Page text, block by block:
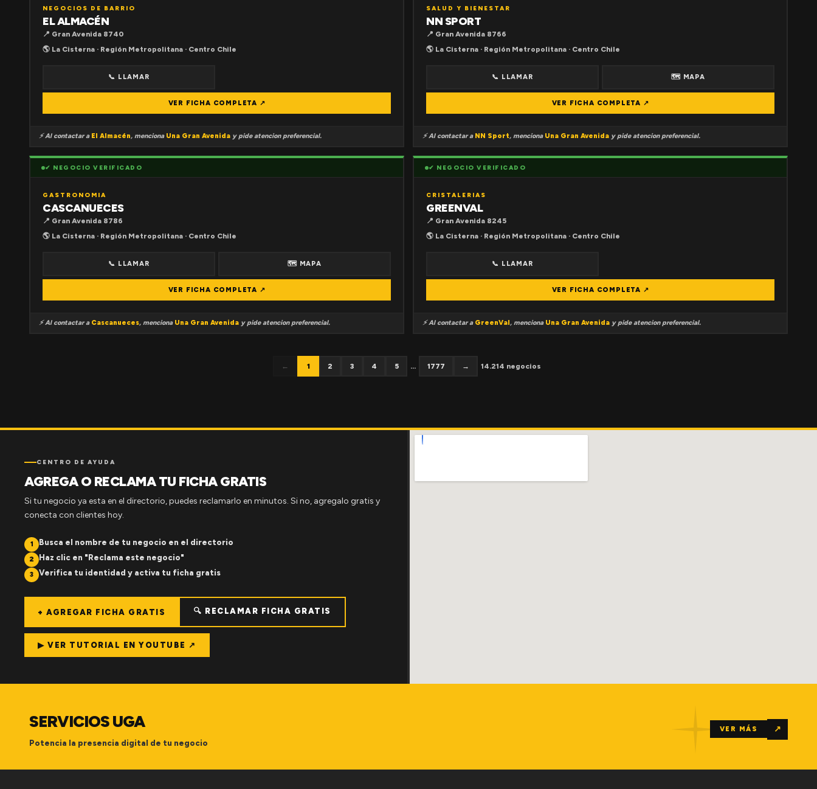
NEGOCIOS DE BARRIO
EL ALMACÉN
📍 Gran Avenida 8740
🌎 La Cisterna · Región Metropolitana · Centro Chile
📞 LLAMAR
VER FICHA COMPLETA ↗
⚡ Al contactar a El Almacén, menciona Una Gran Avenida y pide atencion preferencial.
SALUD Y BIENESTAR
NN SPORT
📍 Gran Avenida 8766
🌎 La Cisterna · Región Metropolitana · Centro Chile
📞 LLAMAR 🗺 MAPA
VER FICHA COMPLETA ↗
⚡ Al contactar a NN Sport, menciona Una Gran Avenida y pide atencion preferencial.
✔ NEGOCIO VERIFICADO
GASTRONOMIA
CASCANUECES
📍 Gran Avenida 8786
🌎 La Cisterna · Región Metropolitana · Centro Chile
📞 LLAMAR 🗺 MAPA
VER FICHA COMPLETA ↗
⚡ Al contactar a Cascanueces, menciona Una Gran Avenida y pide atencion preferencial.
✔ NEGOCIO VERIFICADO
CRISTALERIAS
GREENVAL
📍 Gran Avenida 8245
🌎 La Cisterna · Región Metropolitana · Centro Chile
📞 LLAMAR
VER FICHA COMPLETA ↗
⚡ Al contactar a GreenVal, menciona Una Gran Avenida y pide atencion preferencial.
← 1 2 3 4 5 ... 1777 → 14.214 negocios
CENTRO DE AYUDA
AGREGA O RECLAMA TU FICHA GRATIS
Si tu negocio ya esta en el directorio, puedes reclamarlo en minutos. Si no, agregalo gratis y
conecta con clientes hoy.
1 Busca el nombre de tu negocio en el directorio
2 Haz clic en "Reclama este negocio"
3 Verifica tu identidad y activa tu ficha gratis
+ AGREGAR FICHA GRATIS 🔍 RECLAMAR FICHA GRATIS
▶ VER TUTORIAL EN YOUTUBE ↗
SERVICIOS UGA
Potencia la presencia digital de tu negocio
VER MÁS ↗